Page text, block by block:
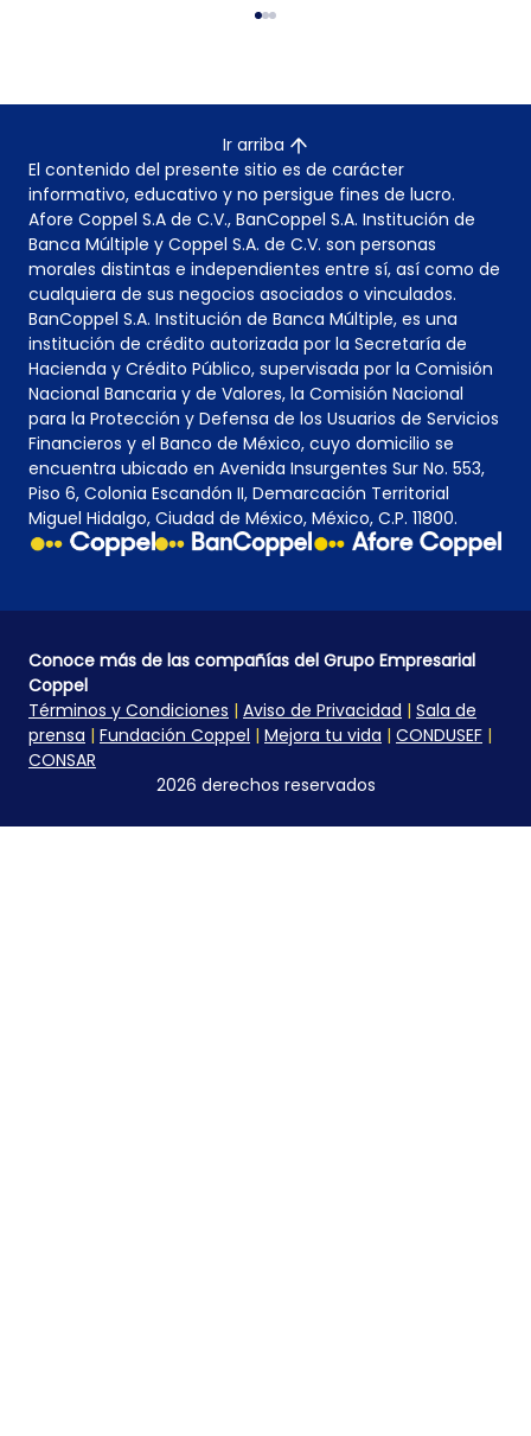
Ir arriba
El contenido del presente sitio es de carácter
informativo, educativo y no persigue fines de lucro.
Afore Coppel S.A de C.V., BanCoppel S.A. Institución de
Banca Múltiple y Coppel S.A. de C.V. son personas
morales distintas e independientes entre sí, así como de
cualquiera de sus negocios asociados o vinculados.
BanCoppel S.A. Institución de Banca Múltiple, es una
institución de crédito autorizada por la Secretaría de
Hacienda y Crédito Público, supervisada por la Comisión
Nacional Bancaria y de Valores, la Comisión Nacional
para la Protección y Defensa de los Usuarios de Servicios
Financieros y el Banco de México, cuyo domicilio se
encuentra ubicado en Avenida Insurgentes Sur No. 553,
Piso 6, Colonia Escandón II, Demarcación Territorial
Miguel Hidalgo, Ciudad de México, México, C.P. 11800.
Conoce más de las compañías del Grupo Empresarial
Coppel
Términos y Condiciones | Aviso de Privacidad | Sala de
prensa | Fundación Coppel | Mejora tu vida | CONDUSEF |
CONSAR
2026 derechos reservados